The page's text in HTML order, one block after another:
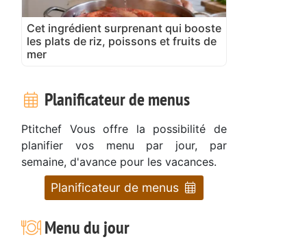
Cet ingrédient surprenant qui booste
les plats de riz, poissons et fruits de
mer
Planificateur de menus
Ptitchef Vous offre la possibilité de
planifier vos menu par jour, par
semaine, d'avance pour les vacances.
Planificateur de menus
Menu du jour